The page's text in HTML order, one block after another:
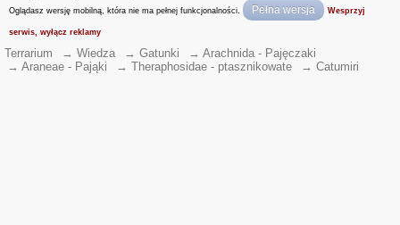
Oglądasz wersję mobilną, która nie ma pełnej funkcjonalności. Pełna wersja Wesprzyj
serwis, wyłącz reklamy
Terrarium → Wiedza → Gatunki → Arachnida - Pajęczaki
→ Araneae - Pająki → Theraphosidae - ptasznikowate → Catumiri